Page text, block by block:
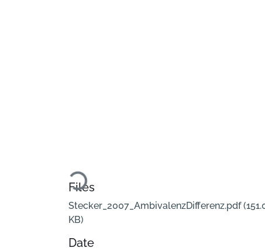
Loading...
Files
Stecker_2007_AmbivalenzDifferenz.pdf
KB)
Date